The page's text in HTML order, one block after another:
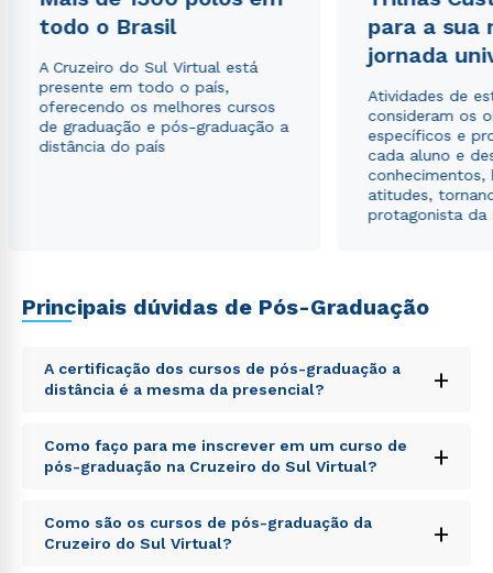
todo o Brasil
A Cruzeiro do Sul Virtual está
presente em todo o país,
oferecendo os melhores cursos
de graduação e pós-graduação a
distância do país
para a sua
jornada
Atividades de
consideram os
específicos e
cada aluno e
conhecimentos,
atitudes,
protagonista da
Principais dúvidas de Pós-Graduação
A certificação dos cursos de pós-graduação a
distância é a mesma da presencial?
+
Sed ut perspiciatis unde omnis iste natus error sit
voluptatem accusantium doloremque laudantium,
totam rem aperiam, eaque ipsa quae ab illo inventore
explicabo. Nemo enim ipsam voluptatem quia
voluptas sit aspernatur aut odit aut fugit, sed quia
Como faço para me inscrever em um curso de
pós-graduação na Cruzeiro do Sul Virtual?
+
Sed ut perspiciatis unde omnis iste natus error sit
voluptatem accusantium doloremque laudantium,
Como são os cursos de pós-graduação da
Cruzeiro do Sul Virtual?
+
Estou de acordo com a Política de Privacidade.e
autorizo que meus dados sejam utilizados para o
envio de conteúdos da Cruzeiro do Sul.